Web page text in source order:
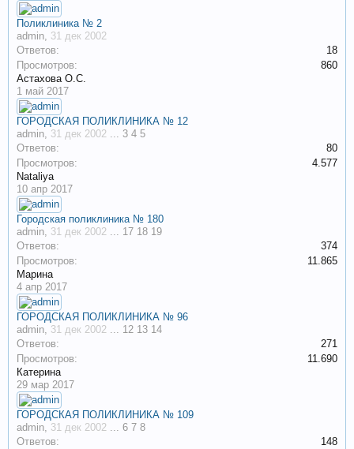
Поликлиника № 2
admin, 31 дек 2002
Ответов:
18
Просмотров:
860
Астахова О.С.
1 май 2017
ГОРОДСКАЯ ПОЛИКЛИНИКА № 12
admin, 31 дек 2002 ... 3 4 5
Ответов:
80
Просмотров:
4.577
Nataliya
10 апр 2017
Городская поликлиника № 180
admin, 31 дек 2002 ... 17 18 19
Ответов:
374
Просмотров:
11.865
Марина
4 апр 2017
ГОРОДСКАЯ ПОЛИКЛИНИКА № 96
admin, 31 дек 2002 ... 12 13 14
Ответов:
271
Просмотров:
11.690
Катерина
29 мар 2017
ГОРОДСКАЯ ПОЛИКЛИНИКА № 109
admin, 31 дек 2002 ... 6 7 8
Ответов:
148